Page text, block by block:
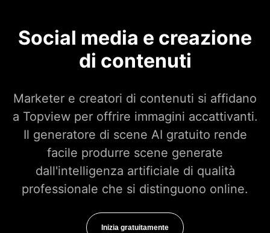
Social media e creazione
di contenuti
Marketer e creatori di contenuti si affidano
a Topview per offrire immagini accattivanti.
Il generatore di scene AI gratuito rende
facile produrre scene generate
dall'intelligenza artificiale di qualità
professionale che si distinguono online.
Inizia gratuitamente